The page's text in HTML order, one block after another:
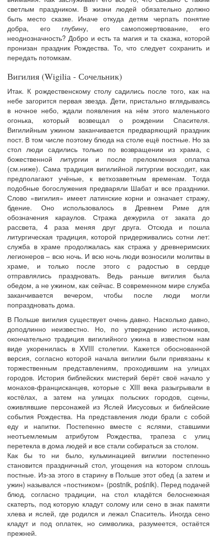
светлым праздником. В жизни людей обязательно должно
быть место сказке. Иначе откуда детям черпать понятие
добра, его глубину, его самопожертвование, его
неоднозначность? Добро и есть та магия и та сказка, которой
пронизан праздник Рождества. То, что следует сохранить и
передать потомкам.
Вигилия (Wigilia - Сочельник)
Итак. К рождественскому столу садились после того, как на
небе загорится первая звезда. Дети, пристально вглядываясь
в ночное небо, ждали появления на нём этого маленького
огонька, который возвещал о рождении Спасителя.
Вигилийным ужином заканчивается предваряющий праздник
пост. В том числе поэтому блюда на столе ещё постные. Но за
стол люди садились только по возвращении из храма, с
божественной литургии и после преломления оплатка
(см.ниже). Сама традиция вигилийной литургии восходит, как
предполагают учёные, к ветхозаветным временам. Тогда
подобные богослужения предваряли Шабат и все праздники.
Слово «вигилия» имеет латинские корни и означает стражу,
бдение. Оно использовалось в Древнем Риме для
обозначения караулов. Стража дежурила от заката до
рассвета, 4 раза меняя друг друга. Отсюда и пошла
литургическая традиция, которой придерживались сотни лет:
служба в храме продолжалась как стража у древнеримских
легионеров – всю ночь. И всю ночь люди возносили молитвы в
храме, и только после этого с радостью в сердце
отправлялись праздновать. Ведь раньше вигилия была
обедом, а не ужином, как сейчас. В современном мире служба
заканчивается вечером, чтобы после люди могли
попраздновать дома.
В Польше вигилия существует очень давно. Насколько давно,
доподлинно неизвестно. Но, по утверждению источников,
окончательно традиция вигилийного ужина в известном нам
виде укоренилась в XVIII столетии. Кажется обоснованной
версия, согласно которой начала вигилии были привязаны к
торжественным представлениям, проходившим на улицах
городов. История библейских мистерий берёт своё начало у
монахов-францисканцев, которые с XIII века разыгрывали в
костёлах, а затем на улицах польских городов, сцены,
оживлявшие персонажей из Яслей Иисусовых и библейские
события Рождества. На представления люди брали с собой
еду и напитки. Постепенно вместе с яслями, ставшими
неотъемлемым атрибутом Рождества, трапеза с улиц
перетекла в дома людей и все стали собираться за столом.
Как бы то ни было, кульминацией вигилии постепенно
становится праздничный стол, угощения на котором сплошь
постные. Из-за этого в старину в Польше этот обед (а затем и
ужин) назывался «постником» (postnik, pośnik). Перед подачей
блюд, согласно традиции, на стол кладётся белоснежная
скатерть, под которую кладут солому или сено в знак памяти
хлева и яслей, где родился и лежал Спаситель. Иногда сено
кладут и под оплатек, но символика, разумеется, остаётся
прежней.